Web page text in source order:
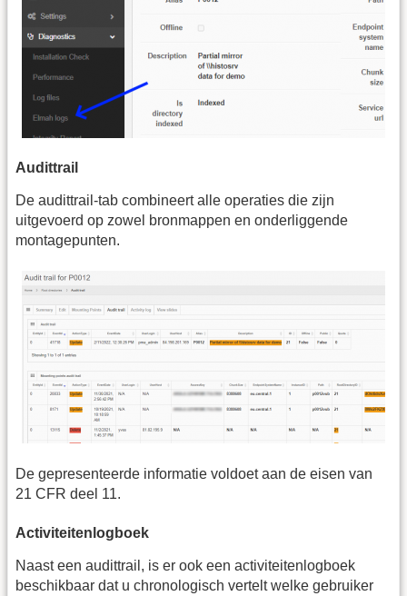
Audittrail
De audittrail-tab combineert alle operaties die zijn
uitgevoerd op zowel bronmappen en onderliggende
montagepunten.
De gepresenteerde informatie voldoet aan de eisen van
21 CFR deel 11.
Activiteitenlogboek
Naast een audittrail, is er ook een activiteitenlogboek
beschikbaar dat u chronologisch vertelt welke gebruiker